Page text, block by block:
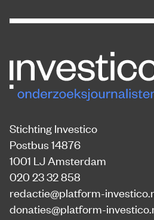
Stichting Investico
Postbus 14876
1001 LJ Amsterdam
020 23 32 858
redactie@platform-
donaties@platform-